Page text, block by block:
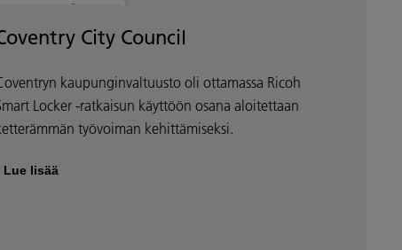
MODERNI TYÖPAIKKA
City Council
kaupunginvaltuusto oli ottamassa Ricoh
Locker -ratkaisun käyttöön osana aloitettaan
työvoiman kehittämiseksi.
Lue lisää